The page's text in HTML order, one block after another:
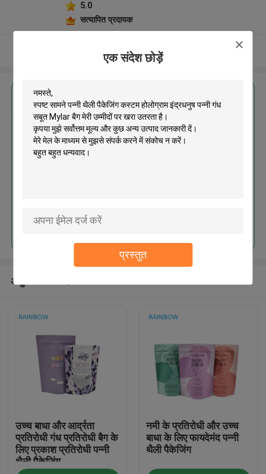
एक संदेश छोड़ें
प्रस्तुत
5.0
सत्यापित प्रदायक
और देखो
सबसे उत्तम प्रतिदान प्राप्त करें
स्पष्ट सामने पन्नी थैली पैकेजिंग कस्टम
होलोग्राम इंद्रधनुष पन्नी गंध सबूत Mylar
अनुशंसित उत्पाद
उच्च बाधा और आर्द्रता
प्रतिरोधी गंध प्रतिरोधी बैग के
लिए प्रकाश प्रतिरोधी पन्नी
थैली पैकेजिंग
नमी के प्रतिरोधी और उच्च
बाधा के लिए फायदेमंद पन्नी
थैली पैकेजिंग